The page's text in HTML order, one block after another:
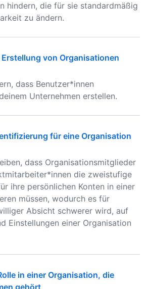
hindern, die für sie standardmäßig
zu ändern.
von Organisationen
dass Benutzer*innen
Unternehmen erstellen.
für eine Organisation
dass Organisationsmitglieder
die zweistufige
ihre persönlichen Konten in einer
müssen, wodurch es für
Absicht schwerer wird, auf
Einstellungen einer Organisation
in einer Organisation, die
gehört